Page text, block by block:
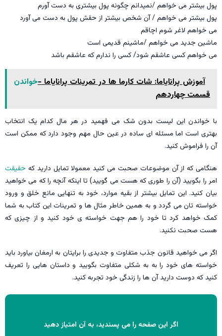
پول بیشتر می خواهم /نمیدانم چگونه پول بیشتری به دست آورم
پول بیشتر می خواهم / آن شخص بیشتر از حقش پول به دست می آورد
می خواهم لاغر شوم اچاقم
ماشین جدید می خواهم /ماشينم قدیمی است
می خواهم کسی عاشقم شود/ کسی را ندارم که عاشقم باشد
خواندنآموزش پرانایاما: شات کارما ها در تمرینات پرانایاما -
قسمت چهاردهم
با خواندن این لیست بدون شک می فهمید در هر مال کدام یک انتخاب
بهتری است اما مسئله ای ساده در عین حال مهم وجود دارد که ممکن است
آن را فراموش کنید.
هنگامی که از آن موضوعات صحبت می کنید معمولا تمایل دارید که حقیقت
امر را بگویید (آن را طوری که هست می گویید) تا اینکه آنچه را که می خواهید
بیان کنید. این تمایل بیشتر از بقیه موارد، خود به تنهایی مانع خلق و ورود
خواسته تان می گردد و به همین خاطر مثال ها و تمرینات این کتاب به شما
کمک خواهد کرد تا خود را هم جهت خواسته ی خود کنید و از چیزی که
هست صحبت نکنید.
اگر می خواهید قانون جذب متفاوت و جدیدی را برایتان به ارمغان بیاورد باید
خواسته های خود را به به شکلی متفاوت بگویید و داستان هایی را تعریف
کنید که دوست دارید آن ها را زندگی خود تجربه کنید.
اگر این صفحه را می پسندید، به آن امتیاز دهید